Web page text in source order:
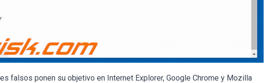
falsos ponen su objetivo en Internet Explorer, Google Chrome y Mozilla